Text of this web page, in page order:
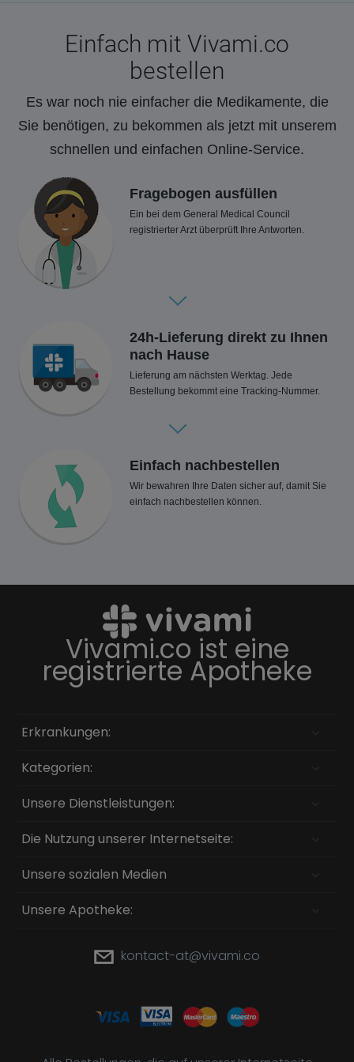
Einfach mit Vivami.co
bestellen
Es war noch nie einfacher die Medikamente, die
Sie benötigen, zu bekommen als jetzt mit unserem
schnellen und einfachen Online-Service.
Fragebogen ausfüllen
Ein bei dem General Medical Council
registrierter Arzt überprüft Ihre Antworten.
24h-Lieferung direkt zu Ihnen
nach Hause
Lieferung am nächsten Werktag. Jede
Bestellung bekommt eine Tracking-Nummer.
Einfach nachbestellen
Wir bewahren Ihre Daten sicher auf, damit Sie
einfach nachbestellen können.
Vivami.co ist eine
registrierte Apotheke
Erkrankungen:
Kategorien:
Unsere Dienstleistungen:
Die Nutzung unserer Internetseite:
Unsere sozialen Medien
Unsere Apotheke:
kontact-at@vivami.co